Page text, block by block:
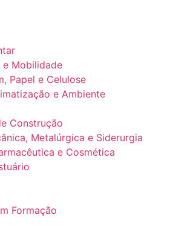
Mobilidade
Papel e Celulose
e Ambiente
Construção
Metalúrgica e Siderurgia
e Cosmética
Formação